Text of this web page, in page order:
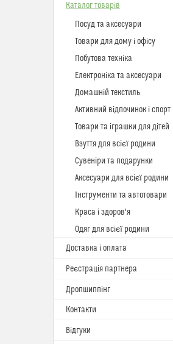
Каталог товарів
Посуд та аксесуари
Товари для дому і офісу
Побутова техніка
Електроніка та аксесуари
Домашній текстиль
Активний відпочинок і спорт
Товари та іграшки для дітей
Взуття для всієї родини
Сувеніри та подарунки
Аксесуари для всієї родини
Інструменти та автотовари
Краса і здоров'я
Одяг для всієї родини
Доставка і оплата
Реєстрація партнера
Дропшиппінг
Контакти
Відгуки